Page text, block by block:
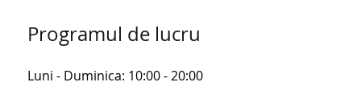
Programul de lucru
Luni - Duminica: 10:00 - 20:00​​